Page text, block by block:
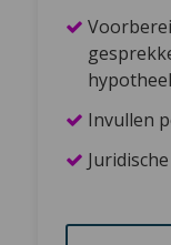
Invullen